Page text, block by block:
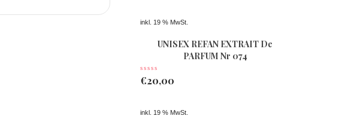
inkl. 19 % MwSt.
UNISEX REFAN EXTRAIT De
PARFUM Nr 074
€20,00
inkl. 19 % MwSt.